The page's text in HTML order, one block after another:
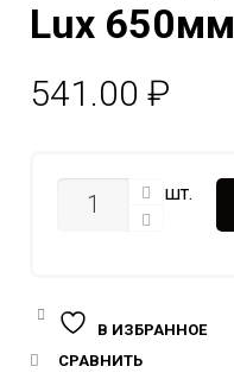
Lux 650мм
541.00 ₽
КОЛИЧЕСТВО шт.
В ИЗБРАННОЕ
СРАВНИТЬ